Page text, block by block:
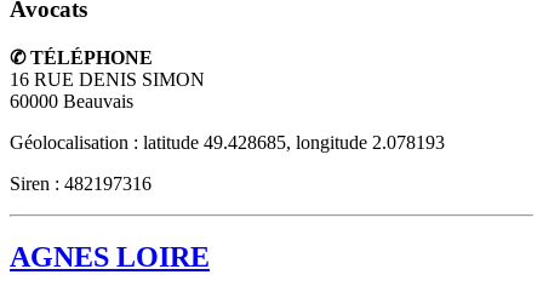
Avocats
✆ TÉLÉPHONE
16 RUE DENIS SIMON
60000 Beauvais
Géolocalisation : latitude 49.428685, longitude 2.078193
Siren : 482197316
AGNES LOIRE